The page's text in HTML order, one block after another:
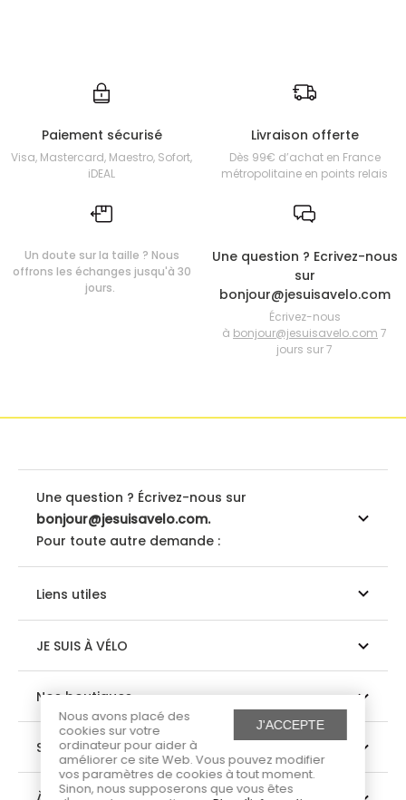
J'ACCEPTE
Nous avons placé des
cookies sur votre
ordinateur pour aider à
améliorer ce site Web. Vous pouvez modifier
vos paramètres de cookies à tout moment.
Sinon, nous supposerons que vous êtes
Paiement sécurisé
Visa, Mastercard, Maestro, Sofort,
iDEAL
Livraison offerte
Dès 99€ d’achat en France
métropolitaine en points relais
Un doute sur la taille ? Nous
offrons les échanges jusqu'à 30
jours.
Une question ? Ecrivez-nous
sur
bonjour@jesuisavelo.com
Écrivez-nous
à bonjour@jesuisavelo.com 7
jours sur 7
Une question ? Écrivez-nous sur
bonjour@jesuisavelo.com.
Pour toute autre demande :
Liens utiles
JE SUIS À VÉLO
Nos boutiques
Suivez-nous